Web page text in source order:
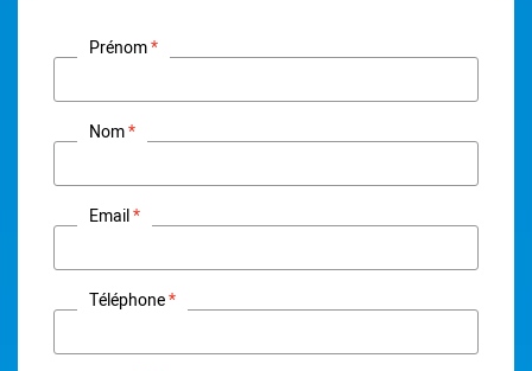
Prénom
Nom
Email
Téléphone